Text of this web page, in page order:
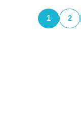
1 2